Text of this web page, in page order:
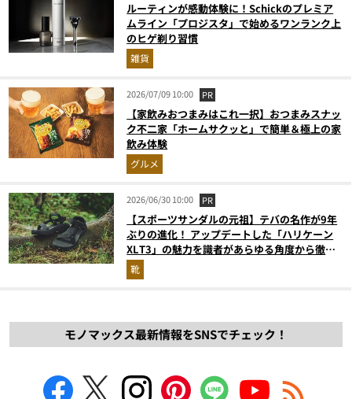
ルーティンが感動体験に！Schickのプレミア
ムライン「プロジスタ」で始めるワンランク上
のヒゲ剃り習慣
雑貨
2026/07/09 10:00 PR
【家飲みおつまみはこれ一択】おつまみスナッ
ク不二家「ホームサクッと」で簡単＆極上の家
飲み体験
グルメ
2026/06/30 10:00 PR
【スポーツサンダルの元祖】テバの名作が9年
ぶりの進化！ アップデートした「ハリケーン
XLT3」の魅力を識者があらゆる角度から徹底
解説！
靴
モノマックス最新情報をSNSでチェック！